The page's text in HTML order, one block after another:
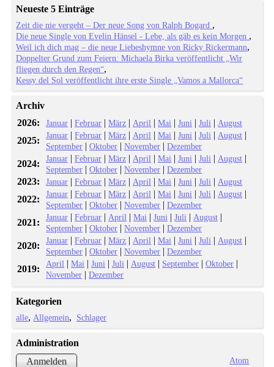
Neueste 5 Einträge
Zeit die nie vergeht – Der neue Song von Ralph Bogard
Die neue Single von Evelin Hänsel - Lebe, als gäb es kein Morgen
Weil ich dich mag – die neue Liebeshymne von Ricky Rickermann
Doppelter Grund zum Feiern: Michaela Birka veröffentlicht „Wir
fliegen durch den Regen“
Kessy del Sol veröffentlicht ihre erste Single „Vamos a Mallorca“
Archiv
2026:
Januar |Februar |März |April |Mai |Juni |Juli |August
2025: Januar |Februar |März |April |Mai |Juni |Juli |August |
September |Oktober |November |Dezember
2024: Januar |Februar |März |April |Mai |Juni |Juli |August |
September |Oktober |November |Dezember
2023: Januar |Februar |März |April |Mai |Juni |Juli |August
2022: Januar |Februar |März |April |Mai |Juni |Juli |August |
September |Oktober |November |Dezember
2021: Januar |Februar |April |Mai |Juni |Juli |August |
September |Oktober |November |Dezember
2020: Januar |Februar |März |April |Mai |Juni |Juli |August |
September |Oktober |November |Dezember
2019: April |Mai |Juni |Juli |August | September |Oktober |
November |Dezember
Kategorien
alle Allgemein Schlager
Administration
Anmelden
Atom